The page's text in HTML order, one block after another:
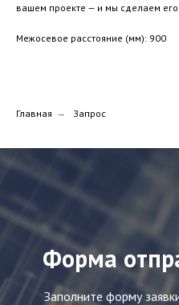
вашем проекте — и мы сделаем
Межосевое расстояние (мм): 900
Главная → Запрос
Форма
Заполните форму